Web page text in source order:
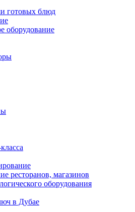
готовых блюд
оборудование
ресторанов, магазинов
оборудования
в Дубае